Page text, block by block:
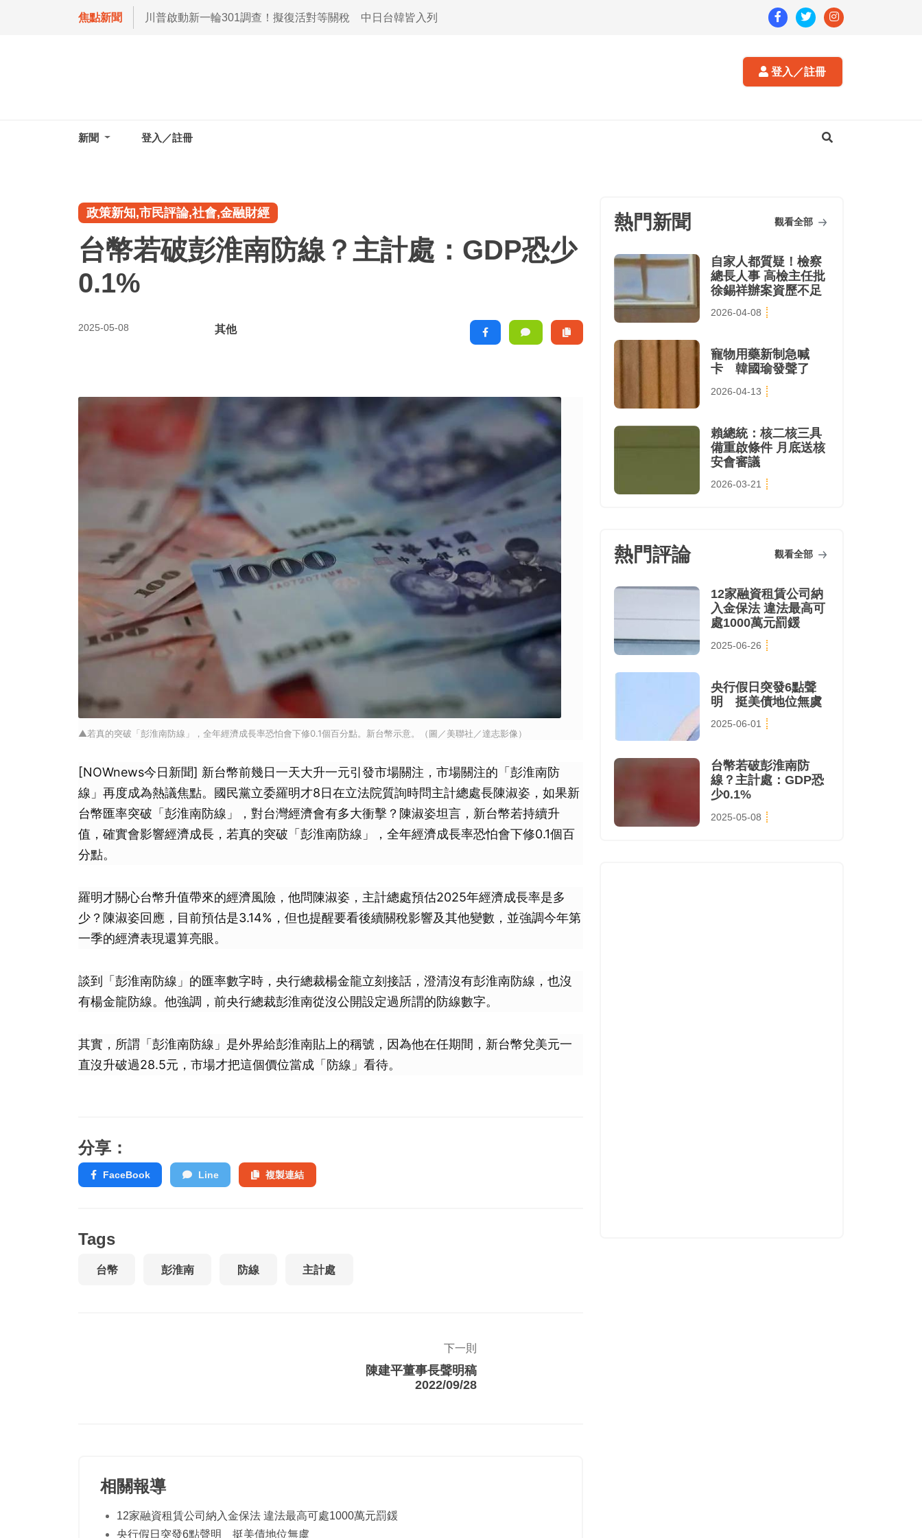
焦點新聞 川普啟動新一輪301調查！擬復活對等關稅 中日台韓皆入列
登入／註冊
新聞 登入／註冊
政策新知,市民評論,社會,金融財經
台幣若破彭淮南防線？主計處：GDP恐少
0.1%
2025-05-08 其他
▲若真的突破「彭淮南防線」，全年經濟成長率恐怕會下修0.1個百分點。新台幣示意。（圖／美聯社／達志影像）
[NOWnews今日新聞] 新台幣前幾日一天大升一元引發市場關注，市場關注的「彭淮南防
線」再度成為熱議焦點。國民黨立委羅明才8日在立法院質詢時問主計總處長陳淑姿，如果新
台幣匯率突破「彭淮南防線」，對台灣經濟會有多大衝擊？陳淑姿坦言，新台幣若持續升
值，確實會影響經濟成長，若真的突破「彭淮南防線」，全年經濟成長率恐怕會下修0.1個百
分點。
羅明才關心台幣升值帶來的經濟風險，他問陳淑姿，主計總處預估2025年經濟成長率是多
少？陳淑姿回應，目前預估是3.14%，但也提醒要看後續關稅影響及其他變數，並強調今年第
一季的經濟表現還算亮眼。
談到「彭淮南防線」的匯率數字時，央行總裁楊金龍立刻接話，澄清沒有彭淮南防線，也沒
有楊金龍防線。他強調，前央行總裁彭淮南從沒公開設定過所謂的防線數字。
其實，所謂「彭淮南防線」是外界給彭淮南貼上的稱號，因為他在任期間，新台幣兌美元一
直沒升破過28.5元，市場才把這個價位當成「防線」看待。
分享：
FaceBook Line 複製連結
Tags
台幣 彭淮南 防線 主計處
下一則
陳建平董事長聲明稿
2022/09/28
相關報導
12家融資租賃公司納入金保法 違法最高可處1000萬元罰鍰
央行假日突發6點聲明 挺美債地位無虞
熱門新聞 觀看全部
自家人都質疑！檢察
總長人事 高檢主任批
徐錫祥辦案資歷不足
2026-04-08
寵物用藥新制急喊
卡 韓國瑜發聲了
2026-04-13
賴總統：核二核三具
備重啟條件 月底送核
安會審議
2026-03-21
熱門評論 觀看全部
12家融資租賃公司納
入金保法 違法最高可
處1000萬元罰鍰
2025-06-26
央行假日突發6點聲
明 挺美債地位無虞
2025-06-01
台幣若破彭淮南防
線？主計處：GDP恐
少0.1%
2025-05-08